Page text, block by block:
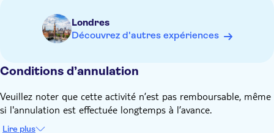
il n'y a pas d'audioguides disponibles le mercredi à partir de
Londres
Découvrez d'autres expériences
Conditions d’annulation
Veuillez noter que cette activité n’est pas remboursable, même
si l'annulation est effectuée longtemps à l’avance.
Lire plus